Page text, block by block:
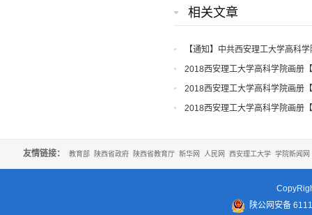
相关文章
【通知】中共西安理工大学高科
知
2018西安理工大学高科学院画册
2018西安理工大学高科学院画册
2018西安理工大学高科学院画册
友情链接： 教育部 陕西省政府 陕西省教育厅 新华网 人民网 西安理工大学 学院新闻网
陕公网安备